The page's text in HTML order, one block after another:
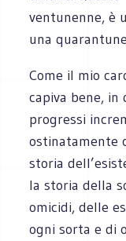
ventunenne, è
una
Come il mio
capiva bene, in
progressi
ostinatamente
storia
la storia della
omicidi, delle
ogni sorta e di